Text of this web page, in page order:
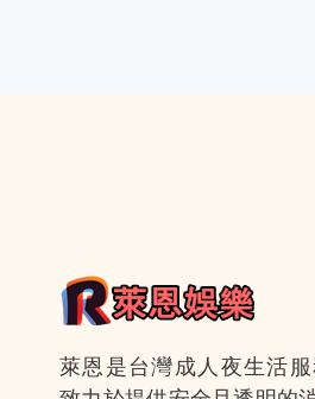
萊恩是台灣成人夜生活服